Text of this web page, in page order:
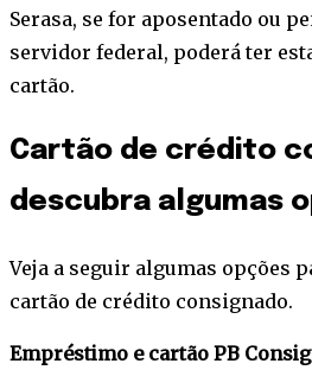
Serasa, se for aposentado ou
servidor federal, poderá ter
cartão.
Cartão de crédito
descubra algumas
Veja a seguir algumas opções
cartão de crédito consignado.
Empréstimo e cartão PB